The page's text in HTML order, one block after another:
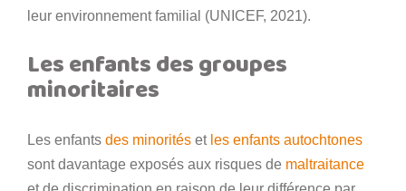
leur environnement familial (UNICEF, 2021).
Les enfants des groupes
minoritaires
Les enfants des minorités et les enfants autochtones
sont davantage exposés aux risques de maltraitance